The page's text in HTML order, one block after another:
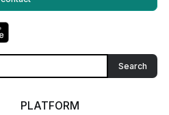
PLATFORM